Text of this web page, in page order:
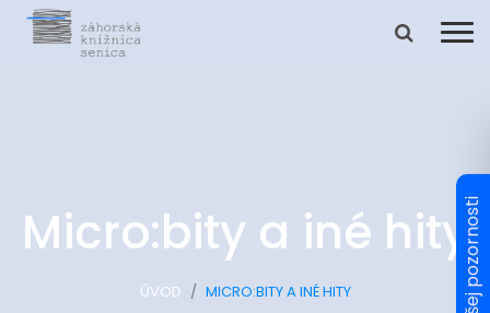
Micro:bity a iné hity
ÚVOD MICRO:BITY A INÉ HITY